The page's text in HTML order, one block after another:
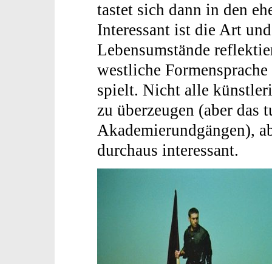
tastet sich dann in den
Interessant ist die Art
Lebensumstände
westliche
spielt. Nicht alle
zu überzeugen (aber
Akademierundgängen),
durchaus interessant.